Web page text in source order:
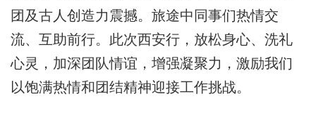
团及古人创造力震撼。旅途中同事们热情交
流、互助前行。此次西安行，放松身心、洗礼
心灵，加深团队情谊，增强凝聚力，激励我们
以饱满热情和团结精神迎接工作挑战。